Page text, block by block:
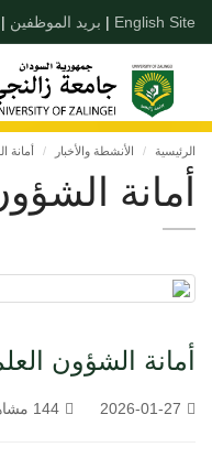
English Site
| بريد الموظفين |
الرئيسية الأنشطة والأخبار أمانة
أمانة
أمانة الشؤون
2026-01-27 144 مشاهدة